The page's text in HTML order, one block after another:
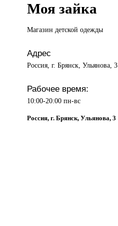
Моя зайка
Магазин детскойодежды
Адрес
Россия, г. Брянск, Ульянова, 3
Рабочее время:
10:00-20:00 пн-вс
Россия, г. Брянск, Ульянова, 3